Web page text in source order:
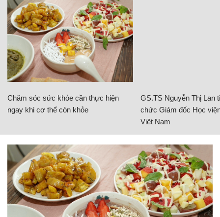
Chăm sóc sức khỏe cần thực hiện
ngay khi cơ thể còn khỏe
GS.TS Nguyễn Thị Lan
chức Giám đốc Học
Việt Nam